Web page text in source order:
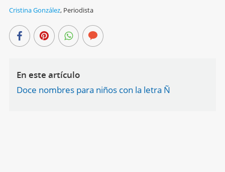
Cristina González, Periodista
En este artículo
Doce nombres para niños con la letra Ñ